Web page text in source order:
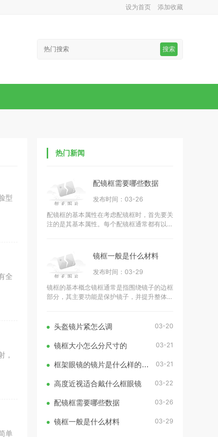
设为首页 添加收藏
搜索
型
全
，
单
热门新闻
配镜框需要哪些数据
发布时间：03-26
配镜框的基本属性在考虑配镜框时，首先要关
注的是其基本属性。每个配镜框通常都有以下
镜框一般是什么材料
发布时间：03-29
镜框的基本概念镜框通常是指围绕镜子的边框
部分，其主要功能是保护镜子，并提升整体的
头盔镜片紧怎么调 03-20
镜框大小怎么分尺寸的 03-21
框架眼镜的镜片是什么样的比较好 03-21
高度近视适合戴什么框眼镜 03-22
配镜框需要哪些数据 03-26
镜框一般是什么材料 03-29